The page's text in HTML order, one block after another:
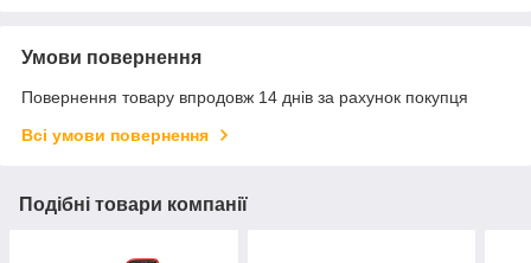
Умови повернення
Повернення товару впродовж 14 днів за рахунок покупця
Всі умови повернення
Подібні товари компанії